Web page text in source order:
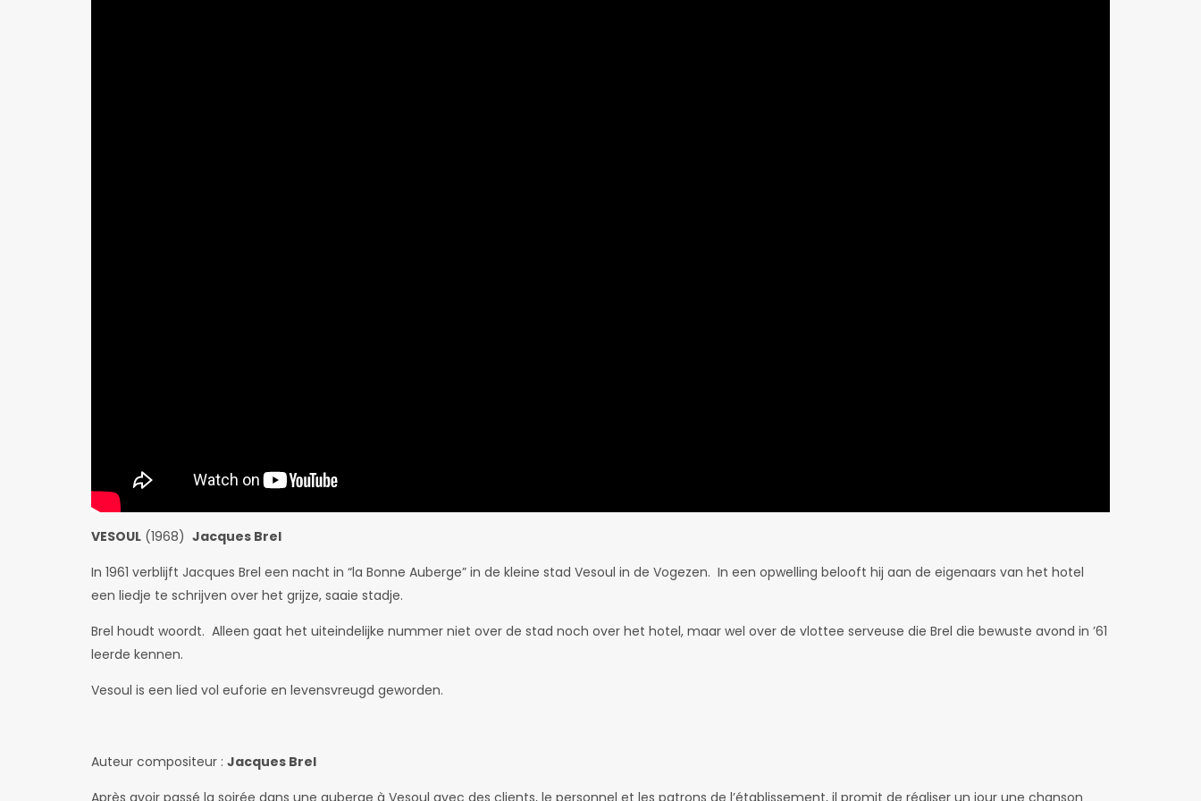
VESOUL (1968) Jacques Brel
In 1961 verblijft Jacques Brel een nacht in “la Bonne Auberge” in de kleine stad Vesoul in de Vogezen. In een opwelling belooft hij aan de eigenaars van het hotel
een liedje te schrijven over het grijze, saaie stadje.
Brel houdt woordt. Alleen gaat het uiteindelijke nummer niet over de stad noch over het hotel, maar wel over de vlottee serveuse die Brel die bewuste avond in ’61
leerde kennen.
Vesoul is een lied vol euforie en levensvreugd geworden.
Auteur compositeur : Jacques Brel